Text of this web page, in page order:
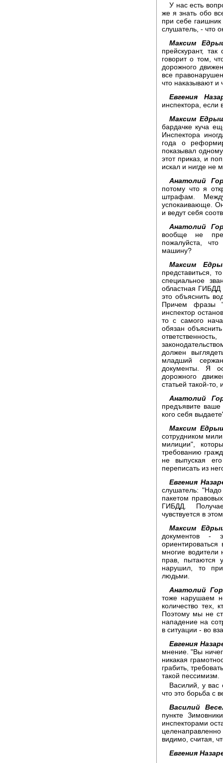
У нас есть
же я знать обо
при себе
слушатель, - что
Максим
прейскурант,
говорит о том,
дорожного
все
что наказывают и
Евгения
инспектора, если
Максим
бардачке куча
Инспектора
года о
показывал
этот приказ, и
искал и нигде не
Анатолий
потому что я
штрафам.
успокаивающе.
и ведут себя
Анатолий
вообще не
пожалуйста,
машину?
Максим
представиться,
специальное
областная ГИБДД
это объяснить
Причем фразы
инспектор
то с самого
обязан
должен
младший
документы. Я
дорожного
статьей такой-
Анатолий
предъявите ваше
кого себя
Максим
сотрудником
милиции",
требованию
не выпуская
переписать из
Евгения
слушатель:
пакетом
ГИБДД.
чувствуется в
Максим
документов -
многие водители
прав, пытаются
нарушил, то
людьми.
Анатолий
тоже нарушаем
количество тех,
Поэтому мы не
нападение на
в ситуации - во
Евгения
мнение. "Вы
никакая
грабить,
такой пессимизм.
Василий, у вас
что это борьба с
Василий
пункте
инспекторами
видимо, считая,
Евгения